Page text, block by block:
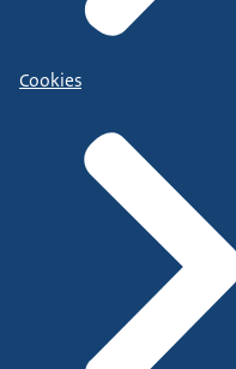
Cookies